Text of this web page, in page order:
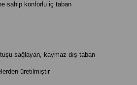
sahip konforlu iç taban
sağlayan, kaymaz dış taban
üretilmiştir